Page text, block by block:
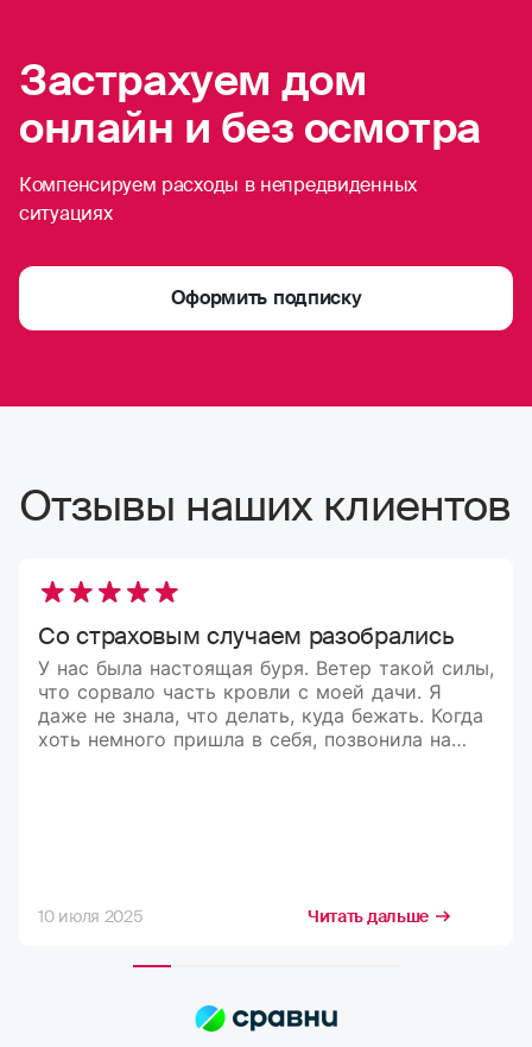
Застрахуем дом
онлайн и без осмотра
Компенсируем расходы в непредвиденных
ситуациях
Оформить подписку
Отзывы наших клиентов
Со страховым случаем разобрались
У нас была настоящая буря. Ветер такой силы,
что сорвало часть кровли с моей дачи. Я
даже не знала, что делать, куда бежать. Когда
хоть немного пришла в себя, позвонила на
10 июля 2025 Читать дальше